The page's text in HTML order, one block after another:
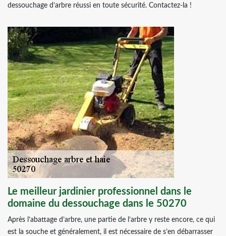
dessouchage d’arbre réussi en toute sécurité. Contactez-la !
Le meilleur jardinier professionnel dans le
domaine du dessouchage dans le 50270
Après l’abattage d’arbre, une partie de l’arbre y reste encore, ce qui
est la souche et généralement, il est nécessaire de s’en débarrasser